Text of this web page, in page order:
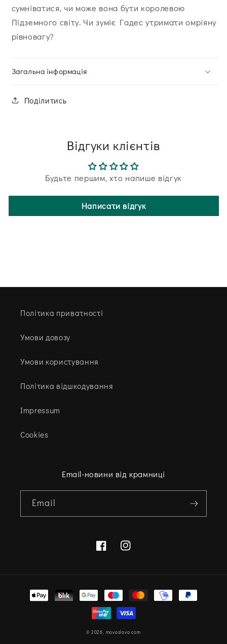
сумніватися, чи може вона бути королевою
Підземного світу. Чи зуміє Гадес утримати омріяну
рівновагу?
Загальна інформація
Поділитись
Відгуки клієнтів
Будьте першим, хто напише відгук
Написати відгук
Політика приватності
Умови довозу
Умови користування
Політика відшкодування
Impressum
Cookies
Email-новини від крамниці
Email
FacebookInstagram
Варіанти
оплати
© 2026, movoslovo.com